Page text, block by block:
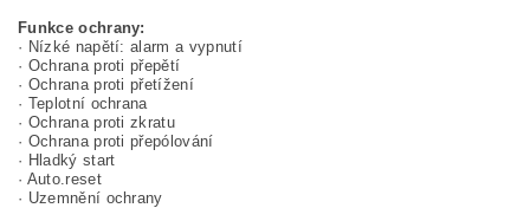
Funkce ochrany:
· Nízké napětí: alarm a vypnutí
· Ochrana proti přepětí
· Ochrana proti přetížení
· Teplotní ochrana
· Ochrana proti zkratu
· Ochrana proti přepólování
· Hladký start
· Auto.reset
· Uzemnění ochrany